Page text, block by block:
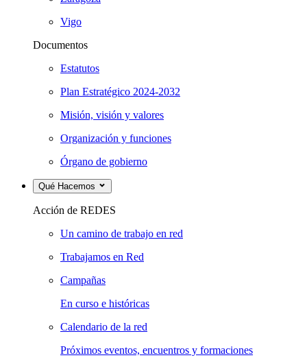
Vigo
Documentos
Estatutos
Plan Estratégico 2024-2032
Misión, visión y valores
Organización y funciones
Órgano de gobierno
Qué Hacemos
Acción de REDES
Un camino de trabajo en red
Trabajamos en Red
Campañas
En curso e históricas
Calendario de la red
Próximos eventos, encuentros y formaciones